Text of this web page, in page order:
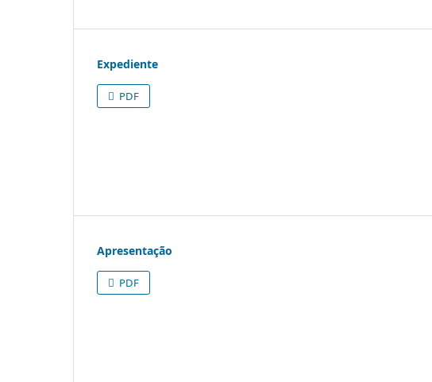
Expediente
PDF
Apresentação
PDF